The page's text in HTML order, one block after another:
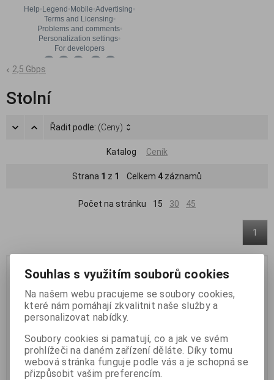
2,5 Gbps
Stolní
Řadit podle: (Ceny)
Katalog Ceník
Strana 1 z 1 Celkem 4 záznamů
Počet na stránku 15 30 45
1
Novinka Novinka
Souhlas s využitím souborů cookies
Na našem webu pracujeme se soubory cookies,
které nám pomáhají zkvalitnit naše služby a
personalizovat nabídky.
Soubory cookies si pamatují, co a jak ve svém
prohlížeči na daném zařízení děláte. Díky tomu
webová stránka funguje podle vás a je schopná se
přizpůsobit vašim preferencím.